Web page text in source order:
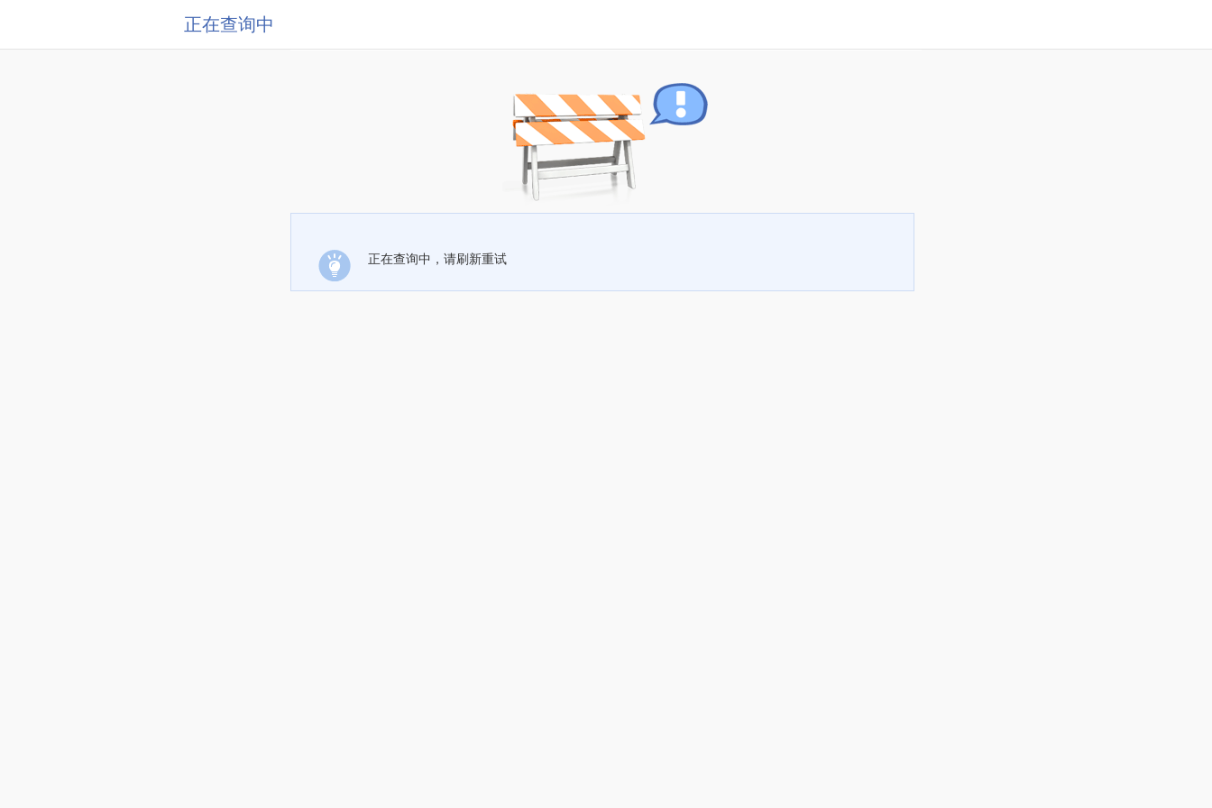
正在查询中
正在查询中，请刷新重试